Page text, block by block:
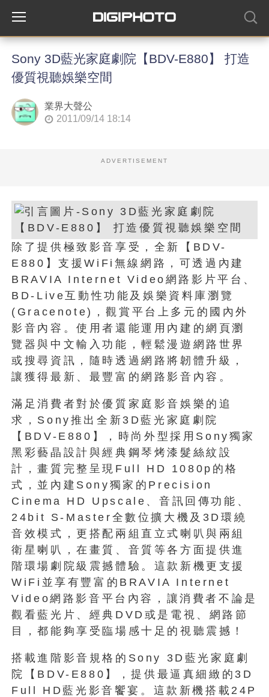
Sony 3D藍光家庭劇院【BDV-E880】 打造
優質視聽娛樂空間
業界大聲公
2011/09/14 18:14
ADVERTISEMENT
除了提供極致影音享受，全新【BDV-
E880】支援WiFi無線網路，可透過內建
BRAVIA Internet Video網路影片平台、
BD-Live互動性功能及娛樂資料庫瀏覽
(Gracenote)，觀賞平台上多元的國內外
影音內容。使用者還能運用內建的網頁瀏
覽器與中文輸入功能，輕鬆漫遊網路世界
或搜尋資訊，隨時透過網路將韌體升級，
讓獲得最新、最豐富的網路影音內容。
滿足消費者對於優質家庭影音娛樂的追
求，Sony推出全新3D藍光家庭劇院
【BDV-E880】，時尚外型採用Sony獨家
黑彩藝晶設計與經典鋼琴烤漆髮絲紋設
計，畫質完整呈現Full HD 1080p的格
式，並內建Sony獨家的Precision
Cinema HD Upscale、音訊回傳功能、
24bit S-Master全數位擴大機及3D環繞
音效模式，更搭配兩組直立式喇叭與兩組
衛星喇叭，在畫質、音質等各方面提供進
階環場劇院級震撼體驗。這款新機更支援
WiFi並享有豐富的BRAVIA Internet
Video網路影音平台內容，讓消費者不論是
觀看藍光片、經典DVD或是電視、網路節
目，都能夠享受臨場感十足的視聽震撼！
搭載進階影音規格的Sony 3D藍光家庭劇
院【BDV-E880】，提供最逼真細緻的3D
Full HD藍光影音饗宴。這款新機搭載24P